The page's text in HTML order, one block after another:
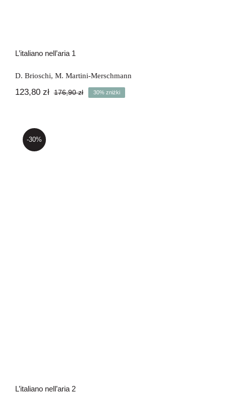
L’italiano nell’aria 1
D. Brioschi, M. Martini-Merschmann
176,90złPierwotna
123,80 zł
Aktualna
30% zniżki
-30%
L’italiano nell’aria 2